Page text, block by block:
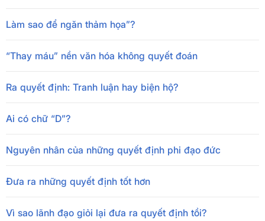
Làm sao để ngăn thảm họa”?
“Thay máu” nền văn hóa không quyết đoán
Ra quyết định: Tranh luận hay biện hộ?
Ai có chữ “D”?
Nguyên nhân của những quyết định phi đạo đức
Đưa ra những quyết định tốt hơn
Vì sao lãnh đạo giỏi lại đưa ra quyết định tồi?